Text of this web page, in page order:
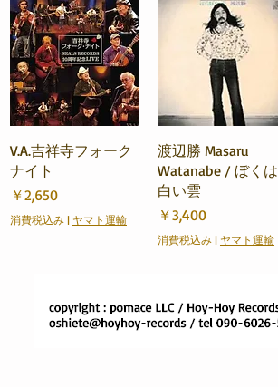
クイックビュー
V.A.吉祥寺フォーク
ナイト
価格
￥2,650
消費税込み | ヤマト運輸
クイックビュー
渡辺勝 Masaru
Watanabe / ぼくは
白い雲
価格
￥3,400
消費税込み| ヤマト運輸